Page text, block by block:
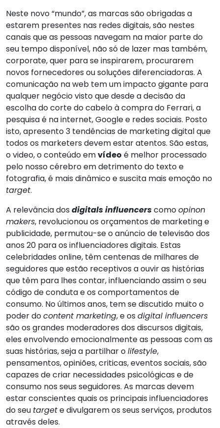
Neste novo “mundo”, as marcas são obrigadas a
estarem presentes nas redes digitais, são nestes
canais que as pessoas navegam na maior parte do
seu tempo disponível, não só de lazer mas também,
corporate, quer para se inspirarem, procurarem
novos fornecedores ou soluções diferenciadoras. A
comunicação na web tem um impacto gigante para
qualquer negócio visto que desde a decisão da
escolha do corte do cabelo à compra do Ferrari, a
pesquisa é na internet, Google e redes sociais. Posto
isto, apresento 3 tendências de marketing digital que
todos os marketers devem estar atentos. São estas,
o video, o conteúdo emvídeo é melhor processado
pelo nosso cérebro em detrimento do texto e
fotografia, é mais dinâmico e suscita mais emoção no
target.
A relevância dos digitals influencerscomoopinon
makers, revolucionou os orçamentos de marketing e
publicidade, permutou-se o anúncio de televisão dos
anos 20 para os influenciadores digitais. Estas
celebridades online, têm centenas de milhares de
seguidores que estão receptivos a ouvir as histórias
que têm para lhes contar, influenciando assim o seu
código de conduta e os comportamentos de
consumo. No últimos anos, tem se discutido muito o
poder docontent marketing, e os digital influencers
são os grandes moderadores dos discursos digitais,
eles envolvendo emocionalmente as pessoas com as
suas histórias, seja a partilhar olifestyle,
pensamentos, opiniões, criticas, eventos sociais, são
capazes de criar necessidades psicológicas e de
consumo nos seus seguidores. As marcas devem
estar conscientes quais os principais influenciadores
do seu targete divulgarem os seus serviços, produtos
através deles.